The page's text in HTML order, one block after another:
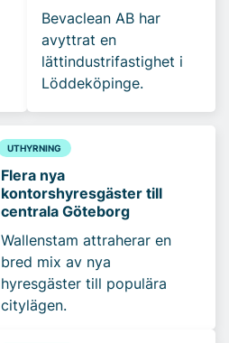
Bevaclean AB har
avyttrat en
lättindustrifastighet i
Löddeköpinge.
UTHYRNING
Flera nya
kontorshyresgäster till
centrala Göteborg
Wallenstam attraherar en
bred mix av nya
hyresgäster till populära
citylägen.